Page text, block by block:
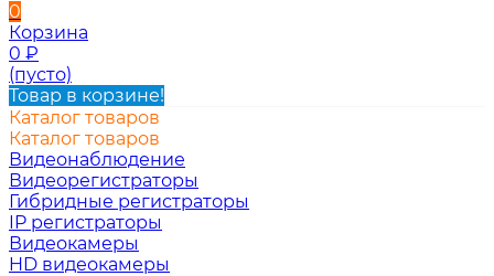
0
Корзина
0 ₽
(пусто)
Товар в корзине!
Каталог товаров
Каталог товаров
Видеонаблюдение
Видеорегистраторы
Гибридные регистраторы
IP регистраторы
Видеокамеры
HD видеокамеры